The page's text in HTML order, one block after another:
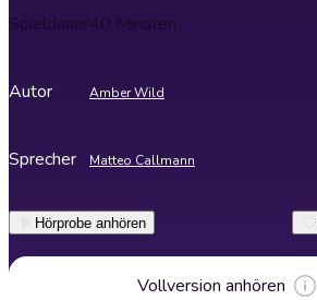
Spieldauer40 Minuten
Autor Amber Wild
Sprecher Matteo Callmann
Hörprobe anhören
Vollversion anhören